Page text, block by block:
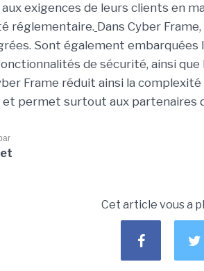
exigences de leurs clients en
réglementaire. Dans Cyber
Sont également
de sécurité, ainsi
Frame réduit ainsi la
permet surtout aux partenaires
Cet article vous a